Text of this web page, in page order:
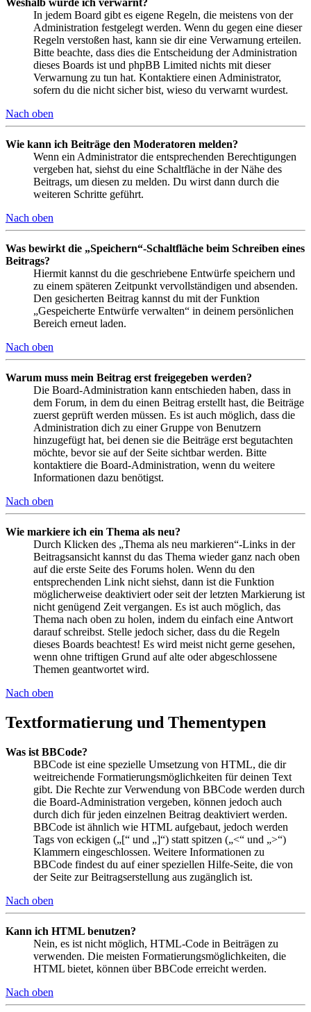
In jedem Board gibt es eigene Regeln, die meistens von der
Administration festgelegt werden. Wenn du gegen eine dieser
Regeln verstoßen hast, kann sie dir eine Verwarnung erteilen.
Bitte beachte, dass dies die Entscheidung der Administration
dieses Boards ist und phpBB Limited nichts mit dieser
Verwarnung zu tun hat. Kontaktiere einen Administrator,
sofern du die nicht sicher bist, wieso du verwarnt wurdest.
Nach oben
Wie kann ich Beiträge den Moderatoren melden?
Wenn ein Administrator die entsprechenden Berechtigungen
vergeben hat, siehst du eine Schaltfläche in der Nähe des
Beitrags, um diesen zu melden. Du wirst dann durch die
weiteren Schritte geführt.
Nach oben
Was bewirkt die „Speichern“-Schaltfläche beim Schreiben eines
Beitrags?
Hiermit kannst du die geschriebene Entwürfe speichern und
zu einem späteren Zeitpunkt vervollständigen und absenden.
Den gesicherten Beitrag kannst du mit der Funktion
„Gespeicherte Entwürfe verwalten“ in deinem persönlichen
Bereich erneut laden.
Nach oben
Warum muss mein Beitrag erst freigegeben werden?
Die Board-Administration kann entschieden haben, dass in
dem Forum, in dem du einen Beitrag erstellt hast, die Beiträge
zuerst geprüft werden müssen. Es ist auch möglich, dass die
Administration dich zu einer Gruppe von Benutzern
hinzugefügt hat, bei denen sie die Beiträge erst begutachten
möchte, bevor sie auf der Seite sichtbar werden. Bitte
kontaktiere die Board-Administration, wenn du weitere
Informationen dazu benötigst.
Nach oben
Wie markiere ich ein Thema als neu?
Durch Klicken des „Thema als neu markieren“-Links in der
Beitragsansicht kannst du das Thema wieder ganz nach oben
auf die erste Seite des Forums holen. Wenn du den
entsprechenden Link nicht siehst, dann ist die Funktion
möglicherweise deaktiviert oder seit der letzten Markierung ist
nicht genügend Zeit vergangen. Es ist auch möglich, das
Thema nach oben zu holen, indem du einfach eine Antwort
darauf schreibst. Stelle jedoch sicher, dass du die Regeln
dieses Boards beachtest! Es wird meist nicht gerne gesehen,
wenn ohne triftigen Grund auf alte oder abgeschlossene
Themen geantwortet wird.
Nach oben
Textformatierung und Thementypen
Was ist BBCode?
BBCode ist eine spezielle Umsetzung von HTML, die dir
weitreichende Formatierungsmöglichkeiten für deinen Text
gibt. Die Rechte zur Verwendung von BBCode werden durch
die Board-Administration vergeben, können jedoch auch
durch dich für jeden einzelnen Beitrag deaktiviert werden.
BBCode ist ähnlich wie HTML aufgebaut, jedoch werden
Tags von eckigen („[“ und „]“) statt spitzen („<“ und „>“)
Klammern eingeschlossen. Weitere Informationen zu
BBCode findest du auf einer speziellen Hilfe-Seite, die von
der Seite zur Beitragserstellung aus zugänglich ist.
Nach oben
Kann ich HTML benutzen?
Nein, es ist nicht möglich, HTML-Code in Beiträgen zu
verwenden. Die meisten Formatierungsmöglichkeiten, die
HTML bietet, können über BBCode erreicht werden.
Nach oben